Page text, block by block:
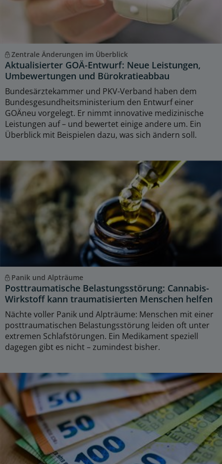
Zentrale Änderungen im Überblick
Aktualisierter GOÄ-Entwurf: Neue Leistungen,
Umbewertungen und Bürokratieabbau
Bundesärztekammer und PKV-Verband haben dem
Bundesgesundheitsministerium den Entwurf einer
GOÄneu vorgelegt. Er nimmt innovative medizinische
Leistungen auf – und bewertet einige andere um. Ein
Überblick mit Beispielen dazu, was sich ändern soll.
Panik und Alpträume
Posttraumatische Belastungsstörung: Cannabis-
Wirkstoff kann traumatisierten Menschen helfen
Nächte voller Panik und Alpträume: Menschen mit einer
posttraumatischen Belastungsstörung leiden oft unter
extremen Schlafstörungen. Ein Medikament speziell
dagegen gibt es nicht – zumindest bisher.